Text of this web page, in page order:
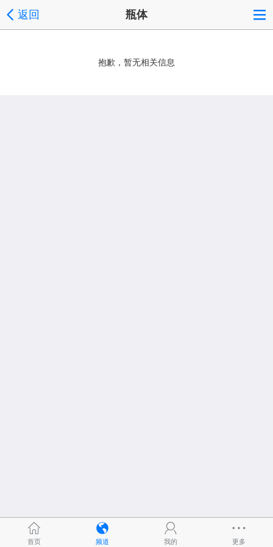
返回 瓶体
抱歉，暂无相关信息
首页 频道 我的 更多